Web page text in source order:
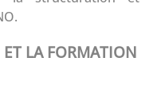
ET LA FORMATION